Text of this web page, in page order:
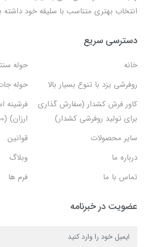
انتخاب بهتری متناسب با سلیقه خود داشته
دسترسی سریع
خانه
حوله
روفرشی یزد با تنوع بسیار بالا
حوله
کاور فرش کشدار (سفارش گذاری
برای تولید روفرشی کشدار)
فرشینه
ارزان) (۱۲۰۰ طرح قابل سفارش)
سایر محصولات
قوانین
درباره ما
وبلاگ
تماس با ما
فرم ها
عضویت در خبرنامه